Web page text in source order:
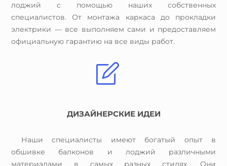
лоджий с помощью наших собственных
специалистов. От монтажа каркаса до прокладки
электрики — все выполняем сами и предоставляем
официальную гарантию на все виды работ.
ДИЗАЙНЕРСКИЕ ИДЕИ
Наши специалисты имеют богатый опыт в
обшивке балконов и лоджий различными
материалами в самых разных стилях. Они